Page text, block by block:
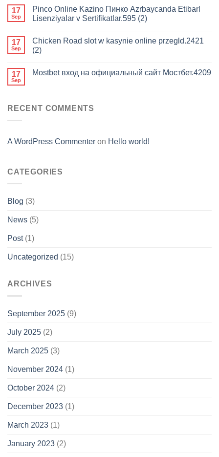
17
Sep
Pinco Online Kazino Пинко Azrbaycanda Etibarl
Lisenziyalar v Sertifikatlar.595 (2)
17
Sep
Chicken Road slot w kasynie online przegld.2421
(2)
17
Sep
Mostbet вход на официальный сайт Мостбет.4209
RECENT COMMENTS
A WordPress Commenter on Hello world!
CATEGORIES
Blog (3)
News (5)
Post(1)
Uncategorized (15)
ARCHIVES
September 2025 (9)
July 2025 (2)
March 2025 (3)
November 2024 (1)
October 2024 (2)
December 2023 (1)
March 2023 (1)
January 2023 (2)